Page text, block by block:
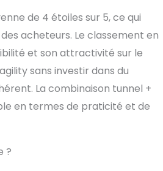
de 4 étoiles sur 5, ce qui
acheteurs. Le classement en
et son attractivité sur le
sans investir dans du
La combinaison tunnel +
en termes de praticité et de
?